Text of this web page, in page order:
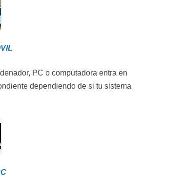
PC o computadora entra en
dependiendo de si tu sistema